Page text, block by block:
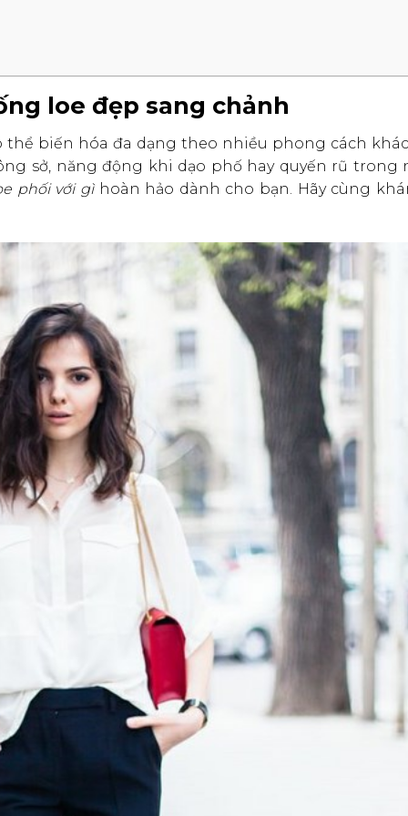
loe đẹp sang chảnh
biến hóa đa dạng theo nhiều phong cách
sở, năng động khi dạo phố hay quyến rũ trong
phối với gìhoàn hảo dành cho bạn. Hãy cùng